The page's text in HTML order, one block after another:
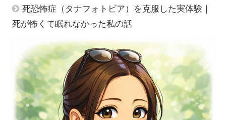
死恐怖症（タナフォトビア）を克服した実体験｜
死が怖くて眠れなかった私の話